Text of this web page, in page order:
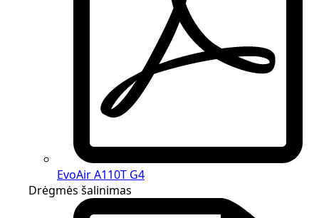
EvoAir A110T G4
Drėgmės šalinimas